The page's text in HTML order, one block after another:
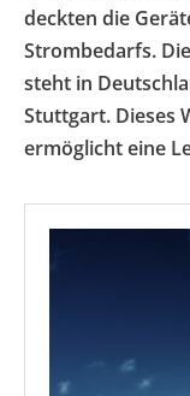
deckten die
Strombedarfs.
steht in
Stuttgart. Dieses
ermöglicht eine